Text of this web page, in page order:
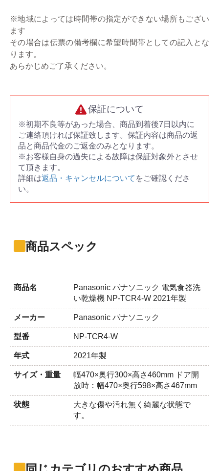
※地域によっては時間帯の指定ができない場所もござい
ます
その場合は伝票の備考欄に希望時間帯としての記入とな
ります。
あらかじめご了承ください。
保証について
※初期不良等があった場合、商品到着後7日以内に
ご連絡頂ければ保証致します。保証内容は商品の返
品と商品代金のご返金のみとなります。
※お客様自身の過失による故障は保証対象外とさせ
て頂きます。
詳細は返品・キャンセルについて をご確認くださ
い。
商品スペック
商品名
Panasonic パナソニック 電気食器洗
い乾燥機 NP-TCR4-W 2021年製
メーカー Panasonic パナソニック
型番 NP-TCR4-W
年式 2021年製
サイズ・重量
幅470×奥行300×高さ460mm ドア開
放時：幅470×奥行598×高さ467mm
状態
大きな傷や汚れ無く綺麗な状態で
す。